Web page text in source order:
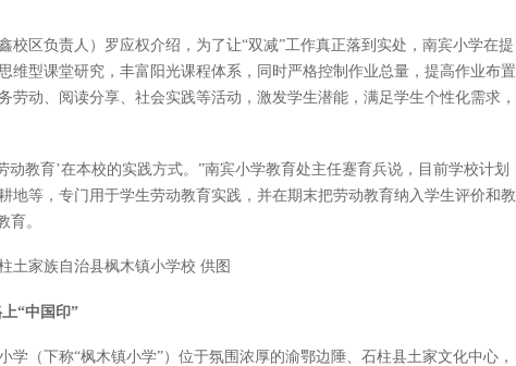
校区负责人）罗应权介绍，为了让“双减”工作真正落到实处，南宾小学在提
维型课堂研究，丰富阳光课程体系，同时严格控制作业总量，提高作业布置
劳动、阅读分享、社会实践等活动，激发学生潜能，满足学生个性化需求，
动教育’在本校的实践方式。”南宾小学教育处主任蹇育兵说，目前学校计划
地等，专门用于学生劳动教育实践，并在期末把劳动教育纳入学生评价和教
育。
土家族自治县枫木镇小学校 供图
“中国印”
学（下称“枫木镇小学”）位于氛围浓厚的渝鄂边陲、石柱县土家文化中心，